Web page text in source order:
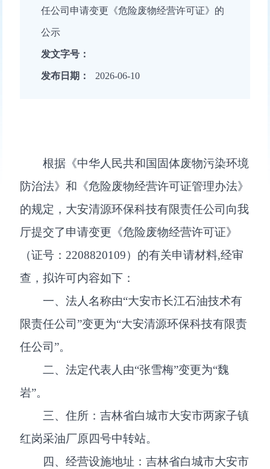
任公司申请变更《危险废物经营许可证》的
公示
发文字号：
发布日期： 2026-06-10
根据《中华人民共和国固体废物污染环境
防治法》和《危险废物经营许可证管理办法》
的规定，大安清源环保科技有限责任公司向我
厅提交了申请变更《危险废物经营许可证》
（证号：2208820109）的有关申请材料,经审
查，拟许可内容如下：
一、法人名称由“大安市长江石油技术有
限责任公司”变更为“大安清源环保科技有限责
任公司”。
二、法定代表人由“张雪梅”变更为“魏
岩”。
三、住所：吉林省白城市大安市两家子镇
红岗采油厂原四号中转站。
四、经营设施地址：吉林省白城市大安市